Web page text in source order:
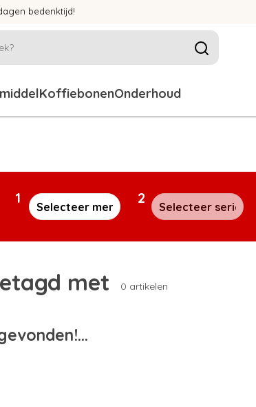
bedenktijd!
KoffiebonenOnderhoud
1 2
met 0 artikelen